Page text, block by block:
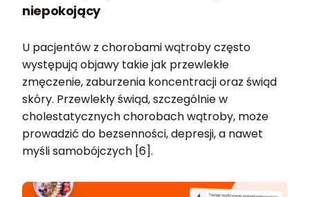
niepokojący
U pacjentów z chorobami wątroby często
występują objawy takie jak przewlekłe
zmęczenie, zaburzenia koncentracji oraz świąd
skóry. Przewlekły świąd, szczególnie w
cholestatycznych chorobach wątroby, może
prowadzić do bezsenności, depresji, a nawet
myśli samobójczych [6].